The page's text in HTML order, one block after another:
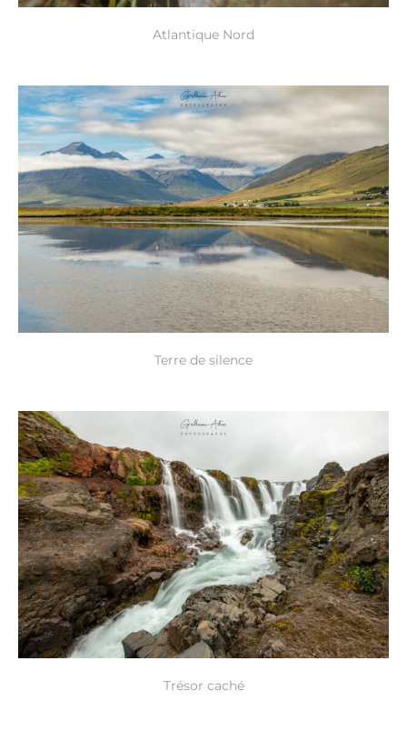
Atlantique Nord
Terre de silence
Trésor caché